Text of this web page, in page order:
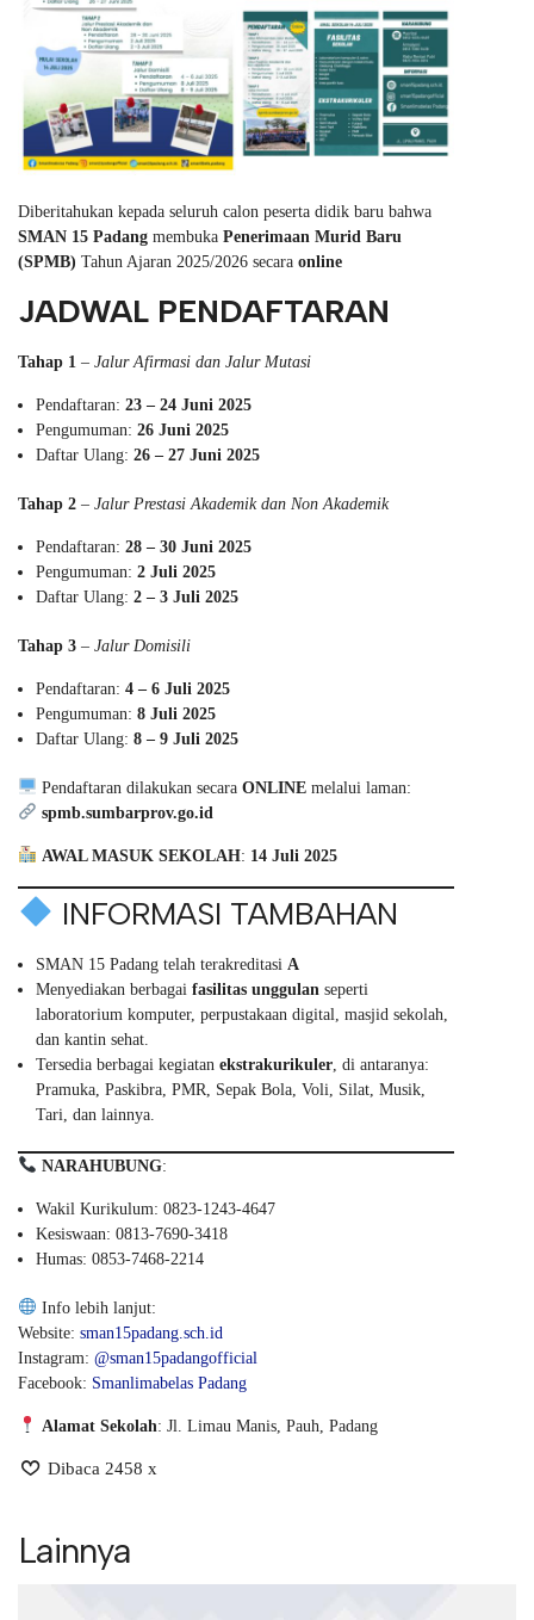
Diberitahukan kepada seluruh calon peserta didik baru bahwa
SMAN 15 Padang membuka Penerimaan Murid Baru
(SPMB) Tahun Ajaran 2025/2026 secara online
JADWAL PENDAFTARAN
Tahap 1 – Jalur Afirmasi dan Jalur Mutasi
Pendaftaran: 23 – 24 Juni 2025
Pengumuman: 26 Juni 2025
Daftar Ulang: 26 – 27 Juni 2025
Tahap 2 – Jalur Prestasi Akademik dan Non Akademik
Pendaftaran: 28 – 30 Juni 2025
Pengumuman: 2 Juli 2025
Daftar Ulang: 2 – 3 Juli 2025
Tahap 3 – Jalur Domisili
Pendaftaran: 4 – 6 Juli 2025
Pengumuman: 8 Juli 2025
Daftar Ulang: 8 – 9 Juli 2025
Pendaftaran dilakukan secara ONLINEmelalui laman:
spmb.sumbarprov.go.id
AWAL MASUK SEKOLAH: 14 Juli 2025
INFORMASI TAMBAHAN
SMAN 15 Padang telah terakreditasi A
Menyediakan berbagai fasilitas unggulan seperti
laboratorium komputer, perpustakaan digital, masjid sekolah,
dan kantin sehat.
Tersedia berbagai kegiatan ekstrakurikuler , di antaranya:
Pramuka, Paskibra, PMR, Sepak Bola, Voli, Silat, Musik,
Tari, dan lainnya.
NARAHUBUNG:
Wakil Kurikulum: 0823-1243-4647
Kesiswaan: 0813-7690-3418
Humas: 0853-7468-2214
Info lebih lanjut:
Website: sman15padang.sch.id
Instagram: @sman15padangofficial
Facebook: Smanlimabelas Padang
Alamat Sekolah: Jl. Limau Manis, Pauh, Padang
Dibaca 2458 x
Lainnya